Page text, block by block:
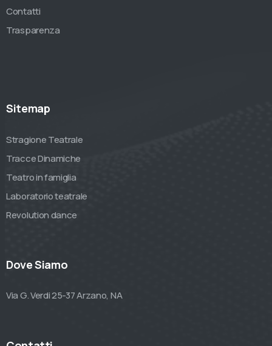
Contatti
Trasparenza
Sitemap
Stragione Teatrale
Tracce Dinamiche
Teatro in famiglia
Laboratorio teatrale
Revolution dance
Dove Siamo
Via G. Verdi 25-37 Arzano, NA